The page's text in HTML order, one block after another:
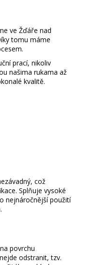
ve Žďáře nad
tomu máme
prací, nikoliv
našima rukama až
kvalitě.
což
Splňuje vysoké
nejnáročnější použití
povrchu
odstranit, tzv.